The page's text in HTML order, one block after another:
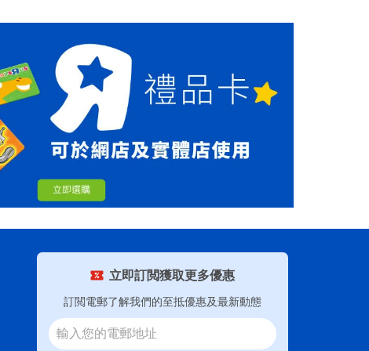
立即訂閲獲取更多優惠
訂閲電郵了解我們的至抵優惠及最新動態